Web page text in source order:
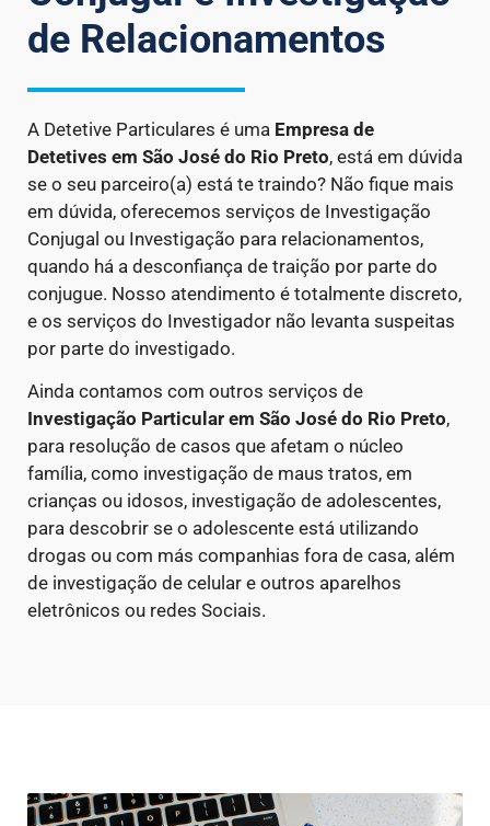
de Relacionamentos
A Detetive Particulares é uma Empresa de
Detetives em São José do Rio Preto, está em dúvida
se o seu parceiro(a) está te traindo? Não fique mais
em dúvida, oferecemos serviços de Investigação
Conjugal ou Investigação para relacionamentos,
quando há a desconfiança de traição por parte do
conjugue. Nosso atendimento é totalmente discreto,
e os serviços do Investigador não levanta suspeitas
por parte do investigado.
Ainda contamos com outros serviços de
Investigação Particular em São José do Rio Preto,
para resolução de casos que afetam o núcleo
família, como investigação de maus tratos, em
crianças ou idosos, investigação de adolescentes,
para descobrir se o adolescente está utilizando
drogas ou com más companhias fora de casa, além
de investigação de celular e outros aparelhos
eletrônicos ou redes Sociais.